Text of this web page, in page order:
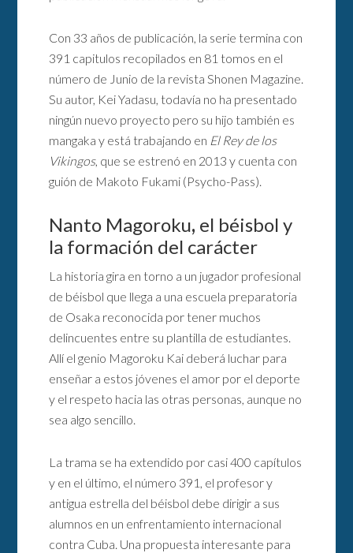
Con 33 años de publicación, la serie termina con
391 capitulos recopilados en 81 tomos en el
número de Junio de la revista Shonen Magazine.
Su autor, Kei Yadasu, todavía no ha presentado
ningún nuevo proyecto pero su hijo también es
mangaka y está trabajando en El Rey de los
Vikingos, que se estrenó en 2013 y cuenta con
guión de Makoto Fukami (Psycho-Pass).
Nanto Magoroku, el béisbol y
la formación del carácter
La historia gira en torno a un jugador profesional
de béisbol que llega a una escuela preparatoria
de Osaka reconocida por tener muchos
delincuentes entre su plantilla de estudiantes.
Allí el genio Magoroku Kai deberá luchar para
enseñar a estos jóvenes el amor por el deporte
y el respeto hacia las otras personas, aunque no
sea algo sencillo.
La trama se ha extendido por casi 400 capítulos
y en el último, el número 391, el profesor y
antigua estrella del béisbol debe dirigir a sus
alumnos en un enfrentamiento internacional
contra Cuba. Una propuesta interesante para